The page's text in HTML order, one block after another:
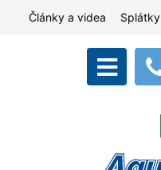
Články a videa Splátky